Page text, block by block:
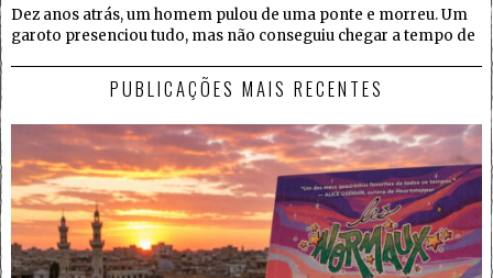
Dez anos atrás, um homem pulou de uma ponte e morreu. Um
garoto presenciou tudo, mas não conseguiu chegar a tempo de
PUBLICAÇÕES MAIS RECENTES